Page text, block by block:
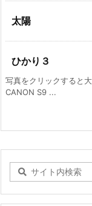
太陽
ひかり３
写真をクリックする
CANON S9 ...